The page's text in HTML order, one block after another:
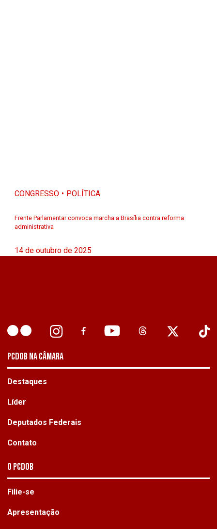
CONGRESSO POLÍTICA
Frente Parlamentar convoca marcha a Brasília contra reforma
administrativa
14 de outubro de 2025
PCDOB NA CÂMARA
Destaques
Líder
Deputados Federais
Contato
O PCdoB
Filie-se
Apresentação